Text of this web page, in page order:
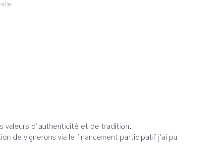
valeurs d’authenticité et de tradition.
de vignerons via le financement participatif j'ai pu